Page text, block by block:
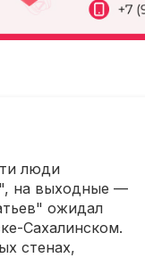
люди
на выходные —
ожидал
Сахалинском.
стенах,